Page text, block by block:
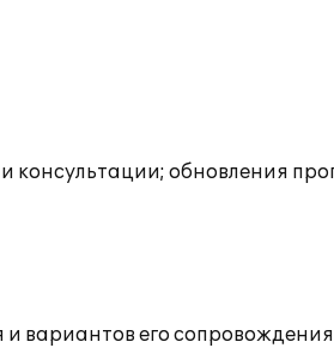
консультации; обновления
вариантов его сопровождения